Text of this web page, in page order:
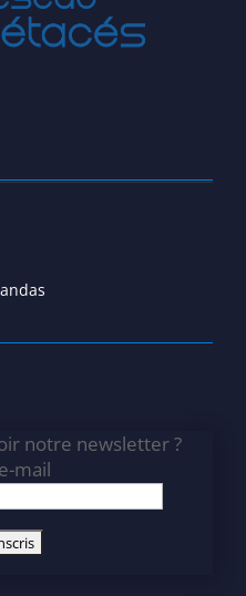
notre newsletter ?
mail